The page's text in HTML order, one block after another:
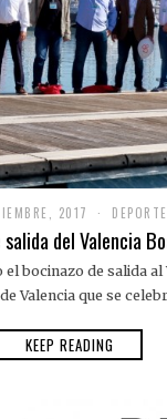
2017
del Valencia
el bocinazo de salida al
Valencia que se
KEEP READING